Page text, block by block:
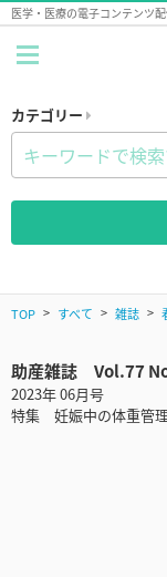
医学・医療の電子コンテンツ
カテゴリー
TOP すべて 雑誌
助産雑誌 Vol.77
2023年 06月号
特集 妊娠中の体重管